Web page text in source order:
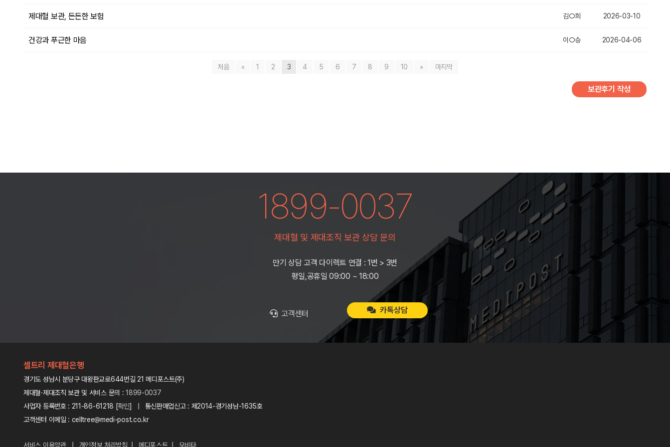
제대혈 보관, 든든한 보험 김○희 2026-03-10
건강과 푸근한 마음 이○승 2026-04-06
처음 « 1 2 3 4 5 6 7 8 9 10 » 마지막
보관후기 작성
1899-0037
제대혈 및 제대조직 보관 상담 문의
만기 상담 고객 다이렉트 연결 : 1번 > 3번
평일,공휴일 09:00 ~ 18:00
고객센터 카톡상담
셀트리 제대혈은행
경기도 성남시 분당구 대왕판교로644번길 21 메디포스트(주)
제대혈·제대조직 보관 및 서비스 문의 :1899-0037
사업자 등록번호 : 211-86-61218 [확인] | 통신판매업신고 : 제2014-경기성남-1635호
고객센터 이메일 : celltree@medi-post.co.kr
서비스 이용약관| 개인정보 처리방침 메디포스트 모비타